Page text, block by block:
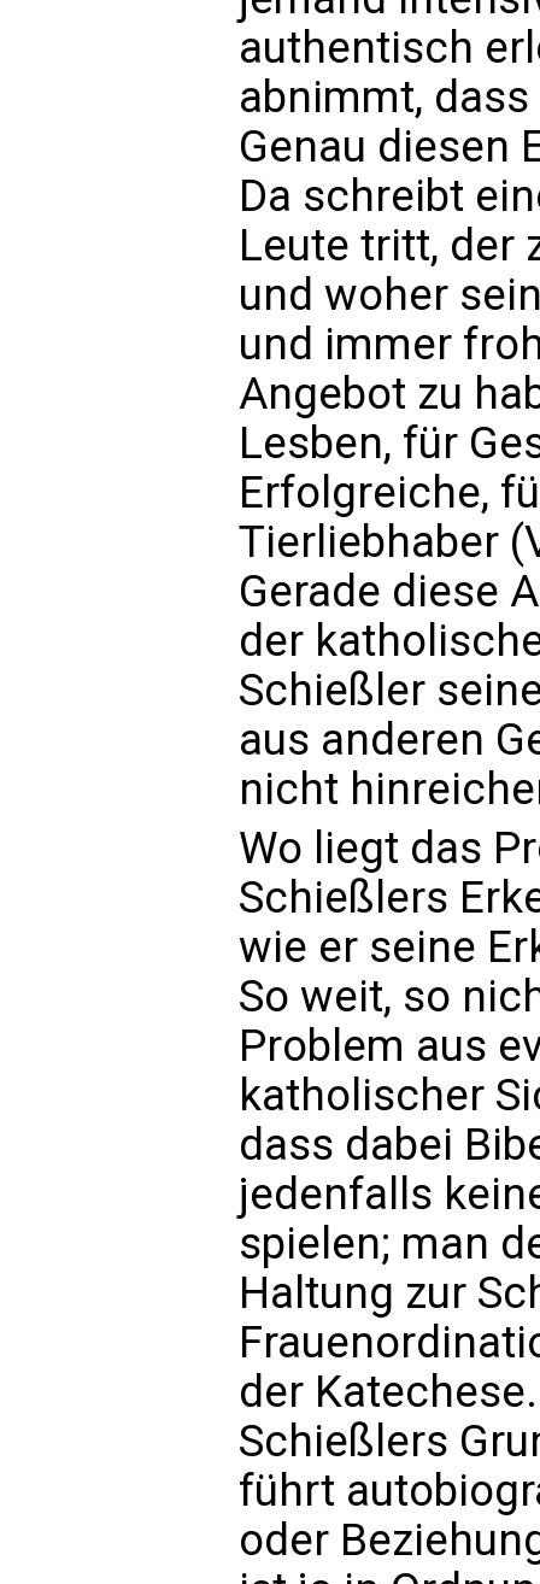
authentisch
abnimmt,
Genau diesen
Da schreibt
Leute tritt, der
und woher
und immer
Angebot zu
Lesben, für
Erfolgreiche,
Tierliebhaber
Gerade diese
der
Schießler
aus anderen
nicht
Wo liegt das
Schießlers
wie er seine
So weit, so
Problem aus
katholischer
dass dabei
jedenfalls
spielen; man
Haltung zur
der
Schießlers
führt
oder